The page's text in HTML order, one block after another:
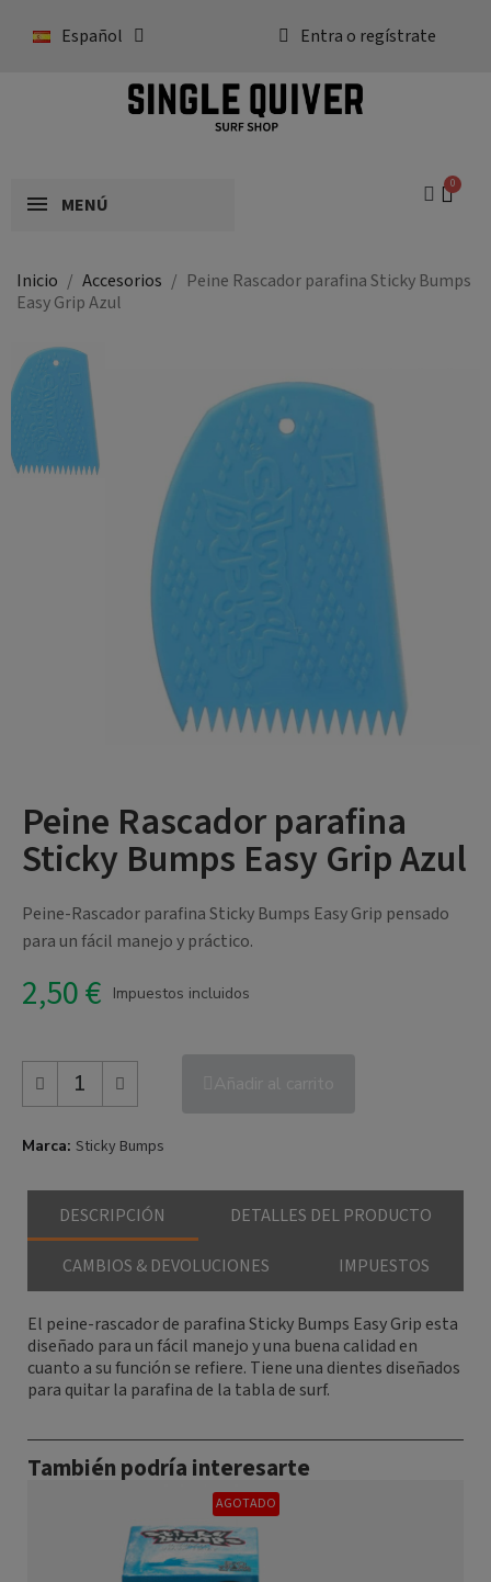
Español Entra o regístrate
MENÚ
Inicio Accesorios
Peine Rascador parafina Sticky Bumps
Easy Grip Azul
Peine Rascador parafina
Sticky Bumps Easy Grip Azul
Peine-Rascador parafina Sticky Bumps Easy Grip pensado
para un fácil manejo y práctico.
2,50 € Impuestos incluidos
Marca Sticky Bumps
DESCRIPCIÓN DETALLES DEL PRODUCTO
CAMBIOS & DEVOLUCIONES IMPUESTOS
El peine-rascador de parafina Sticky Bumps Easy Grip esta
diseñado para un fácil manejo y una buena calidad en
cuanto a su función se refiere. Tiene una dientes diseñados
para quitar la parafina de la tabla de surf.
También podría interesarte
AGOTADO